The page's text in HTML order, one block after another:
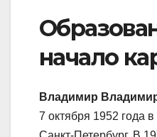
начало
Владимир
7 октября 1952 года